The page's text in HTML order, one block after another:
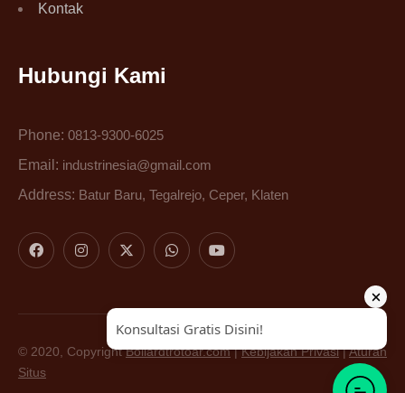
Kontak
Hubungi Kami
Phone: 0813-9300-6025
Email: industrinesia@gmail.com
Address: Batur Baru, Tegalrejo, Ceper, Klaten
© 2020, CopyrightBollardtrotoar.com|Kebijakan Privasi|Aturan
Situs